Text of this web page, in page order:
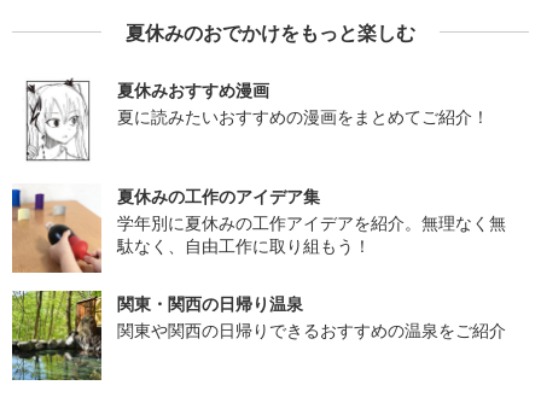
夏休みのおでかけをもっと楽しむ
夏休みおすすめ漫画
夏に読みたいおすすめの漫画をまとめてご紹介！
夏休みの工作のアイデア集
学年別に夏休みの工作アイデアを紹介。無理なく無
駄なく、自由工作に取り組もう！
関東・関西の日帰り温泉
関東や関西の日帰りできるおすすめの温泉をご紹介